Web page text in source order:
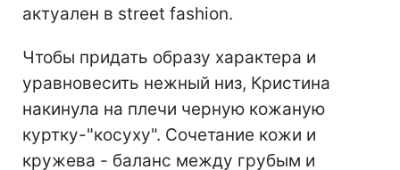
актуален в street fashion.
Чтобы придать образу характера и
уравновесить нежный низ, Кристина
накинула на плечи черную кожаную
куртку-"косуху". Сочетание кожи и
кружева - баланс между грубым и